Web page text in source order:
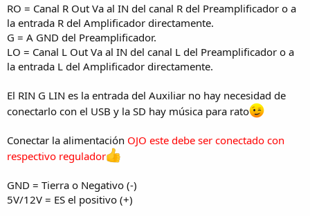
RO = Canal R Out Va al IN del canal R del Preamplificador o a
la entrada R del Amplificador directamente.
G = A GND del Preamplificador.
LO = Canal L Out Va al IN del canal L del Preamplificador o a
la entrada L del Amplificador directamente.
El RIN G LIN es la entrada del Auxiliar no hay necesidad de
conectarlo con el USB y la SD hay música para rato
Conectar la alimentación OJO este debe ser conectado con
respectivo regulador
GND = Tierra o Negativo (-)
5V/12V = ES el positivo (+)